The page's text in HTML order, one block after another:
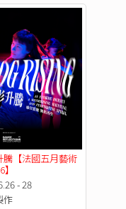
騰【法國五月藝術
- 28
作